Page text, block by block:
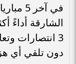
في
الشارقة أداءً
3 انتصارات
دون تلقي أي